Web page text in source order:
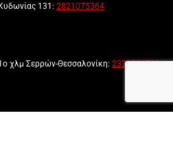
131: 2821075364
χλμ Σερρών-Θεσσαλονίκη: 2321090700